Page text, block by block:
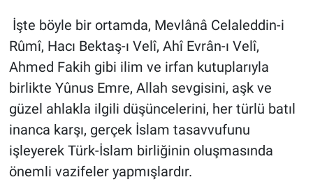
İşte böyle bir ortamda, Mevlânâ Celaleddin-i
Rûmî, Hacı Bektaş-ı Velî, Ahî Evrân-ı Velî,
Ahmed Fakih gibi ilim ve irfan kutuplarıyla
birlikte Yûnus Emre, Allah sevgisini, aşk ve
güzel ahlakla ilgili düşüncelerini, her türlü batıl
inanca karşı, gerçek İslam tasavvufunu
işleyerek Türk-İslam birliğinin oluşmasında
önemli vazifeler yapmışlardır.